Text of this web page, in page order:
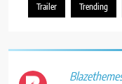
Trailer Trending